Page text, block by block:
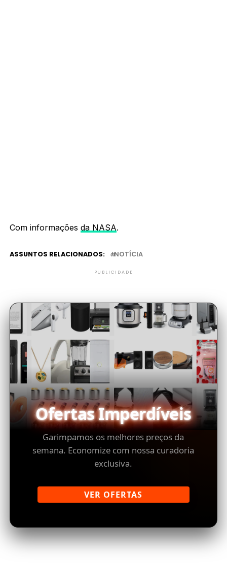
Com informações da NASA.
ASSUNTOS RELACIONADOS: NOTÍCIA
PUBLICIDADE
Ofertas Imperdíveis
Garimpamos os melhores preços da
semana. Economize com nossa curadoria
exclusiva.
VER OFERTAS